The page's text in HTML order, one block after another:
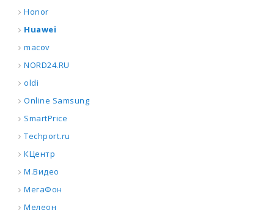
Honor
Huawei
macov
NORD24.RU
oldi
Online Samsung
SmartPrice
Techport.ru
КЦентр
М.Видео
МегаФон
Мелеон